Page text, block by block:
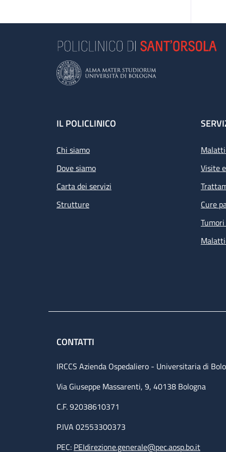
Footer
IL POLICLINICO
Chi siamo
Dove siamo
Carta dei servizi
Strutture
Visite
Cure
CONTATTI
IRCCS Azienda Ospedaliero - Universitaria di
Via Giuseppe Massarenti, 9, 40138 Bologna
C.F. 92038610371
P.IVA 02553300373
PEC: PEIdirezione.generale@pec.aosp.bo.it